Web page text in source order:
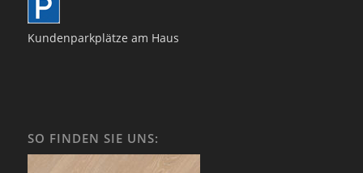
Kundenparkplätze am Haus
SO FINDEN SIE UNS: